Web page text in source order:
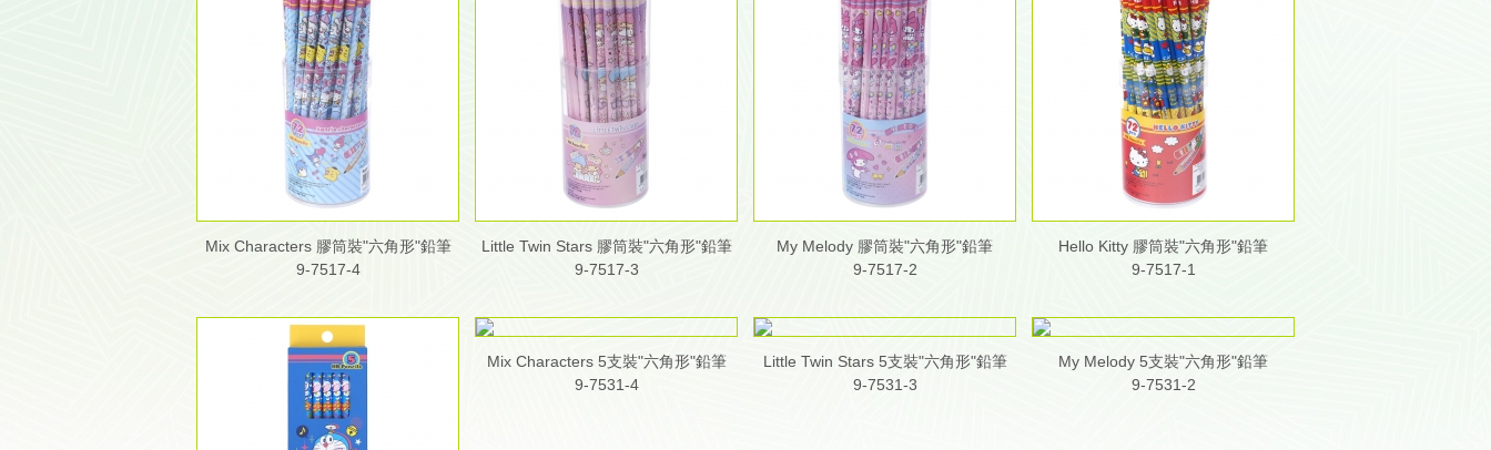
Mix Characters 膠筒裝"六角形"鉛筆
9-7517-4
Little Twin Stars 膠筒裝"六角形"鉛筆
9-7517-3
My Melody 膠筒裝"六角形"鉛筆
9-7517-2
Hello Kitty 膠筒裝"六角形"鉛筆
9-7517-1
Mix Characters 5支裝"六角形"鉛筆
9-7531-4
Little Twin Stars 5支裝"六角形"鉛筆
9-7531-3
My Melody 5支裝"六角形"鉛筆
9-7531-2